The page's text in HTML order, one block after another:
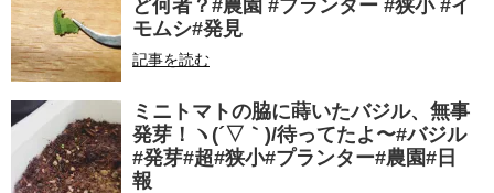
ど何者？#農園 #プランター #狭小 #イ
モムシ#発見
記事を読む
ミニトマトの脇に蒔いたバジル、無事
発芽！ヽ(´▽｀)/待ってたよ〜#バジル
#発芽#超#狭小#プランター#農園#日
報